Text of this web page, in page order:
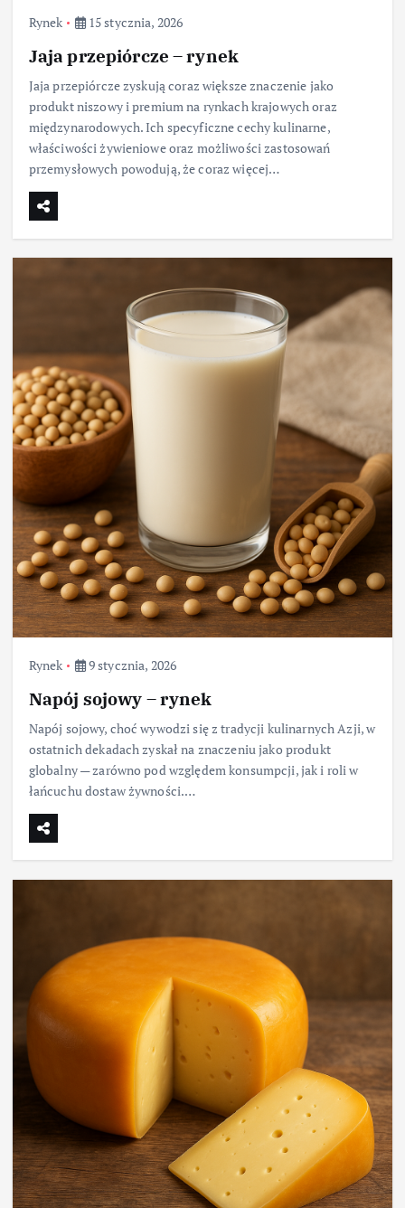
Rynek 15 stycznia, 2026
Jaja przepiórcze – rynek
Jaja przepiórcze zyskują coraz większe znaczenie jako
produkt niszowy i premium na rynkach krajowych oraz
międzynarodowych. Ich specyficzne cechy kulinarne,
właściwości żywieniowe oraz możliwości zastosowań
przemysłowych powodują, że coraz więcej…
Rynek 9 stycznia, 2026
Napój sojowy – rynek
Napój sojowy, choć wywodzi się z tradycji kulinarnych Azji, w
ostatnich dekadach zyskał na znaczeniu jako produkt
globalny — zarówno pod względem konsumpcji, jak i roli w
łańcuchu dostaw żywności.…